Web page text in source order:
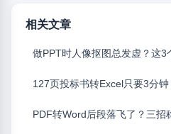
相关文章
做PPT时人像抠图总发虚？这3
127页投标书转Excel只要3分
PDF转Word后段落飞了？三招